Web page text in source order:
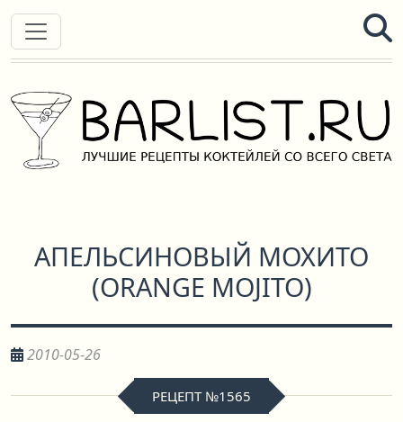
АПЕЛЬСИНОВЫЙ МОХИТО
(ORANGE MOJITO)
2010-05-26
РЕЦЕПТ №1565